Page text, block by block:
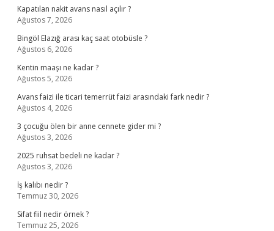
Kapatılan nakit avans nasıl açılır ?
Ağustos 7, 2026
Bingöl Elazığ arası kaç saat otobüsle ?
Ağustos 6, 2026
Kentin maaşı ne kadar ?
Ağustos 5, 2026
Avans faizi ile ticari temerrüt faizi arasındaki fark nedir ?
Ağustos 4, 2026
3 çocuğu ölen bir anne cennete gider mi ?
Ağustos 3, 2026
2025 ruhsat bedeli ne kadar ?
Ağustos 3, 2026
İş kalıbı nedir ?
Temmuz 30, 2026
Sifat fiil nedir örnek ?
Temmuz 25, 2026